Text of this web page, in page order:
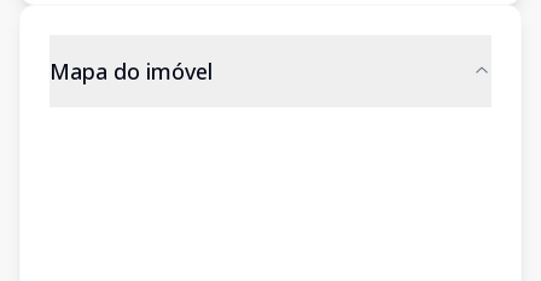
Mapa do imóvel